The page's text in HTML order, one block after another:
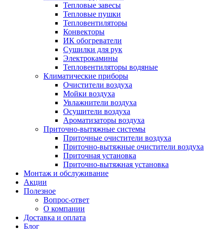
Тепловые завесы
Тепловые пушки
Тепловентиляторы
Конвекторы
ИК обогреватели
Сушилки для рук
Электрокамины
Тепловентиляторы водяные
Климатические приборы
Очистители воздуха
Мойки воздуха
Увлажнители воздуха
Осушители воздуха
Ароматизаторы воздуха
Приточно-вытяжные системы
Приточные очистители воздуха
Приточно-вытяжные очистители воздуха
Приточная установка
Приточно-вытяжная установка
Монтаж и обслуживание
Акции
Полезное
Вопрос-ответ
О компании
Доставка и оплата
Блог